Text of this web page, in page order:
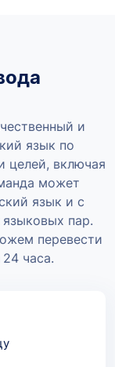
и
язык по
целей, включая
может
язык и с
пар.
перевести
часа.